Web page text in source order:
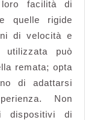
loro facilità di
quelle rigide
di velocità e
può
remata; opta
di adattarsi
Non
dispositivi di